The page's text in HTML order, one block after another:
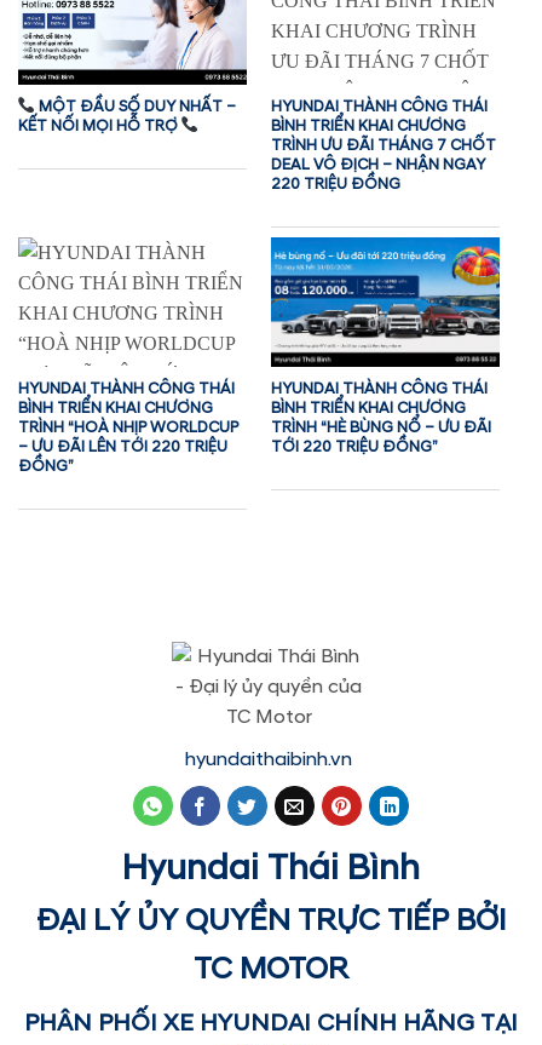
MỘT ĐẦU SỐ DUY NHẤT –
KẾT NỐI MỌI HỖ TRỢ
HYUNDAI THÀNH CÔNG THÁI
BÌNH TRIỂN KHAI CHƯƠNG
TRÌNH ƯU ĐÃI THÁNG 7 CHỐT
DEAL VÔ ĐỊCH – NHẬN NGAY
220 TRIỆU ĐỒNG
HYUNDAI THÀNH CÔNG THÁI
BÌNH TRIỂN KHAI CHƯƠNG
TRÌNH “HOÀ NHỊP WORLDCUP
– ƯU ĐÃI LÊN TỚI 220 TRIỆU
ĐỒNG”
HYUNDAI THÀNH CÔNG THÁI
BÌNH TRIỂN KHAI CHƯƠNG
TRÌNH “HÈ BÙNG NỔ – ƯU ĐÃI
TỚI 220 TRIỆU ĐỒNG”
hyundaithaibinh.vn
Hyundai Thái Bình
ĐẠI LÝ ỦY QUYỀN TRỰC TIẾP BỞI
TC MOTOR
PHÂN PHỐI XE HYUNDAI CHÍNH HÃNG TẠI